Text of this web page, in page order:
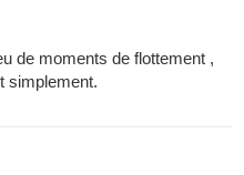
de moments de flottement ,
simplement.